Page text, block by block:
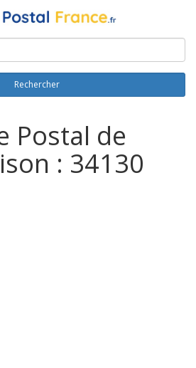
Rechercher
Postal de
: 34130